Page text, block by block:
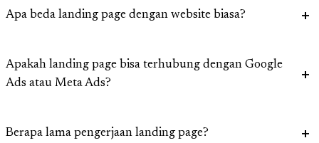
Apa beda landing page dengan website biasa?
Apakah landing page bisa terhubung dengan Google
Ads atau Meta Ads?
Berapa lama pengerjaan landing page?